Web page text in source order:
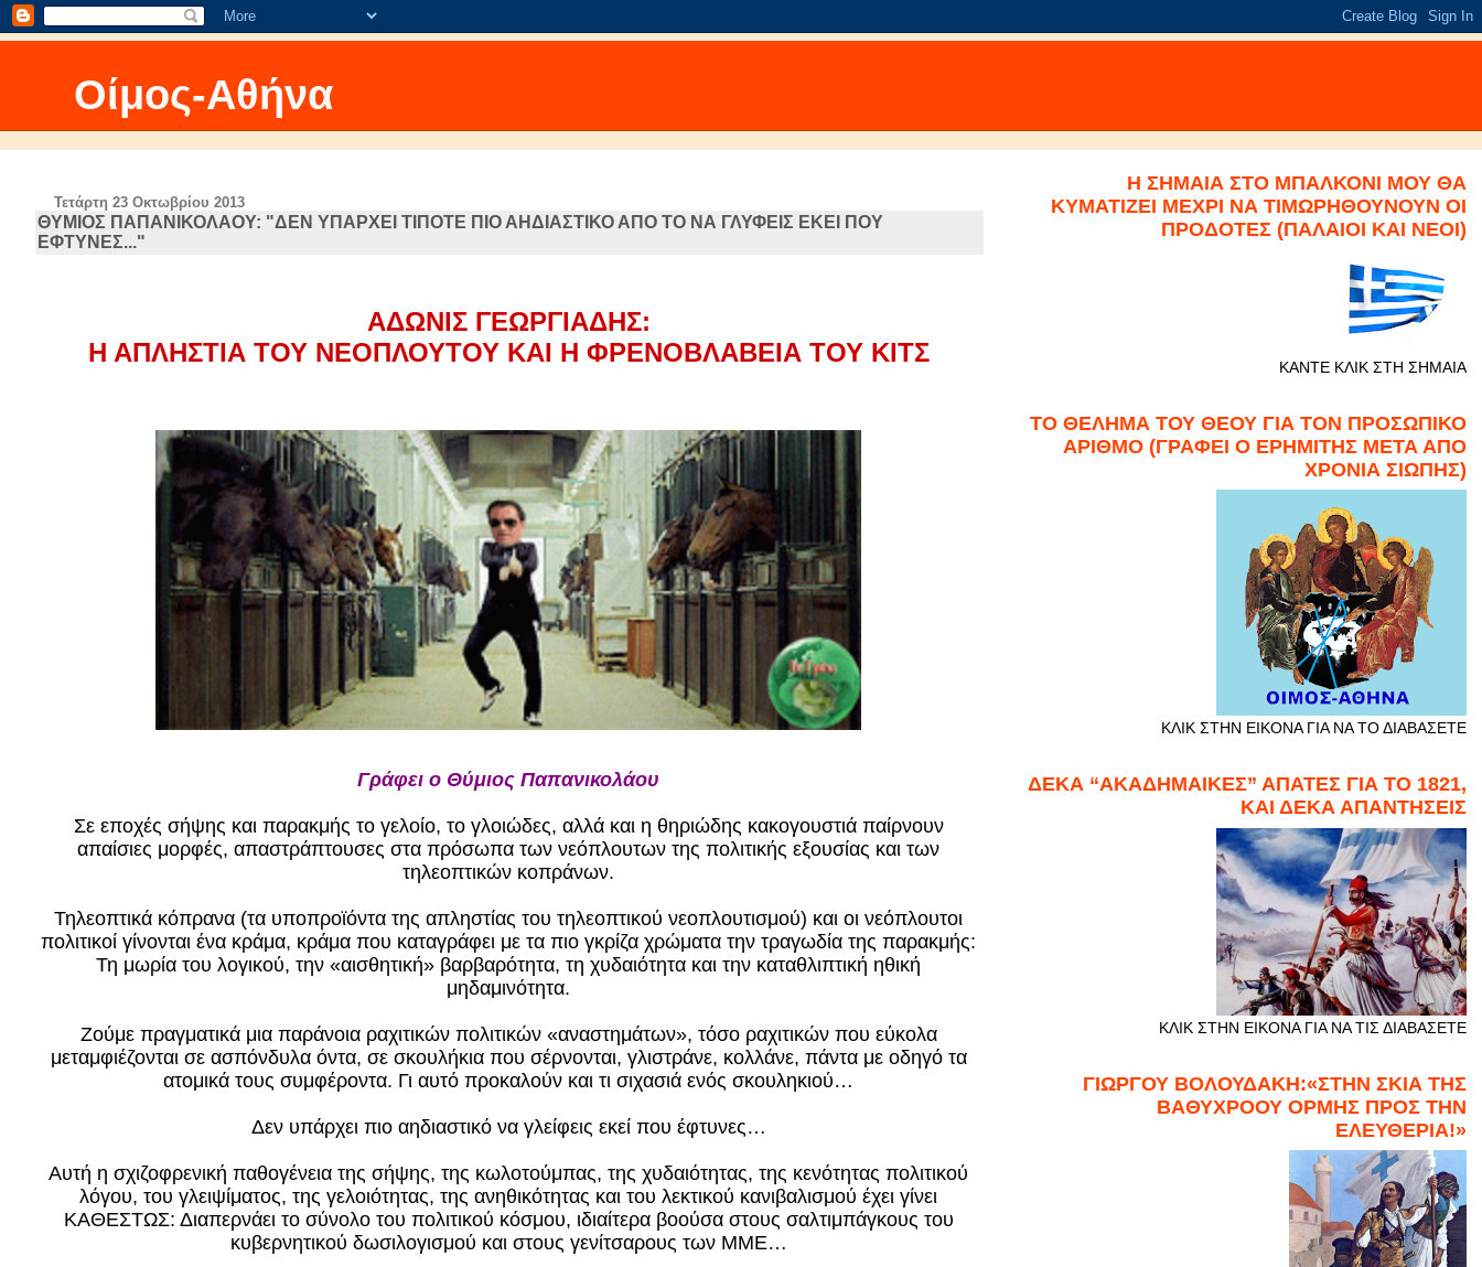
Οίμος-Αθήνα
Τετάρτη 23 Οκτωβρίου 2013
ΘΥΜΙΟΣ ΠΑΠΑΝΙΚΟΛΑΟΥ: "ΔΕΝ ΥΠΑΡΧΕΙ ΤΙΠΟΤΕ ΠΙΟ ΑΗΔΙΑΣΤΙΚΟ ΑΠΟ ΤΟ ΝΑ ΓΛΥΦΕΙΣ ΕΚΕΙ ΠΟΥ
ΕΦΤΥΝΕΣ..."
ΑΔΩΝΙΣ ΓΕΩΡΓΙΑΔΗΣ:
Η ΑΠΛΗΣΤΙΑ ΤΟΥ ΝΕΟΠΛΟΥΤΟΥ ΚΑΙ Η ΦΡΕΝΟΒΛΑΒΕΙΑ ΤΟΥ ΚΙΤΣ
Γράφει ο Θύμιος Παπανικολάου
Σε εποχές σήψης και παρακμής το γελοίο, το γλοιώδες, αλλά και η θηριώδης κακογουστιά παίρνουν
απαίσιες μορφές, απαστράπτουσες στα πρόσωπα των νεόπλουτων της πολιτικής εξουσίας και των
τηλεοπτικών κοπράνων.
Τηλεοπτικά κόπρανα (τα υποπροϊόντα της απληστίας του τηλεοπτικού νεοπλουτισμού) και οι νεόπλουτοι
πολιτικοί γίνονται ένα κράμα, κράμα που καταγράφει με τα πιο γκρίζα χρώματα την τραγωδία της παρακμής:
Τη μωρία του λογικού, την «αισθητική» βαρβαρότητα, τη χυδαιότητα και την καταθλιπτική ηθική
μηδαμινότητα.
Ζούμε πραγματικά μια παράνοια ραχιτικών πολιτικών «αναστημάτων», τόσο ραχιτικών που εύκολα
μεταμφιέζονται σε ασπόνδυλα όντα, σε σκουλήκια που σέρνονται, γλιστράνε, κολλάνε, πάντα με οδηγό τα
ατομικά τους συμφέροντα. Γι αυτό προκαλούν και τι σιχασιά ενός σκουληκιού…
Δεν υπάρχει πιο αηδιαστικό να γλείφεις εκεί που έφτυνες…
Αυτή η σχιζοφρενική παθογένεια της σήψης, της κωλοτούμπας, της χυδαιότητας, της κενότητας πολιτικού
λόγου, του γλειψίματος, της γελοιότητας, της ανηθικότητας και του λεκτικού κανιβαλισμού έχει γίνει
ΚΑΘΕΣΤΩΣ: Διαπερνάει το σύνολο του πολιτικού κόσμου, ιδιαίτερα βοούσα στους σαλτιμπάγκους του
κυβερνητικού δωσιλογισμού και στους γενίτσαρους των ΜΜΕ…
Η ΣΗΜΑΙΑ ΣΤΟ ΜΠΑΛΚΟΝΙ ΜΟΥ ΘΑ
ΚΥΜΑΤΙΖΕΙ ΜΕΧΡΙ ΝΑ ΤΙΜΩΡΗΘΟΥΝΟΥΝ ΟΙ
ΠΡΟΔΟΤΕΣ (ΠΑΛΑΙΟΙ ΚΑΙ ΝΕΟΙ)
ΚΑΝΤΕ ΚΛΙΚ ΣΤΗ ΣΗΜΑΙΑ
ΤΟ ΘΕΛΗΜΑ ΤΟΥ ΘΕΟΥ ΓΙΑ ΤΟΝ ΠΡΟΣΩΠΙΚΟ
ΑΡΙΘΜΟ (ΓΡΑΦΕΙ Ο ΕΡΗΜΙΤΗΣ ΜΕΤΑ ΑΠΟ
ΧΡΟΝΙΑ ΣΙΩΠΗΣ)
ΚΛΙΚ ΣΤΗΝ ΕΙΚΟΝΑ ΓΙΑ ΝΑ ΤΟ ΔΙΑΒΑΣΕΤΕ
ΔΕΚΑ “ΑΚΑΔΗΜΑΙΚΕΣ” ΑΠΑΤΕΣ ΓΙΑ ΤΟ 1821,
ΚΑΙ ΔΕΚΑ ΑΠΑΝΤΗΣΕΙΣ
ΚΛΙΚ ΣΤΗΝ ΕΙΚΟΝΑ ΓΙΑ ΝΑ ΤΙΣ ΔΙΑΒΑΣΕΤΕ
ΓΙΩΡΓΟΥ ΒΟΛΟΥΔΑΚΗ:«ΣΤΗΝ ΣΚΙΑ ΤΗΣ
ΒΑΘΥΧΡΟΟΥ ΟΡΜΗΣ ΠΡΟΣ ΤΗΝ
ΕΛΕΥΘΕΡΙΑ!»